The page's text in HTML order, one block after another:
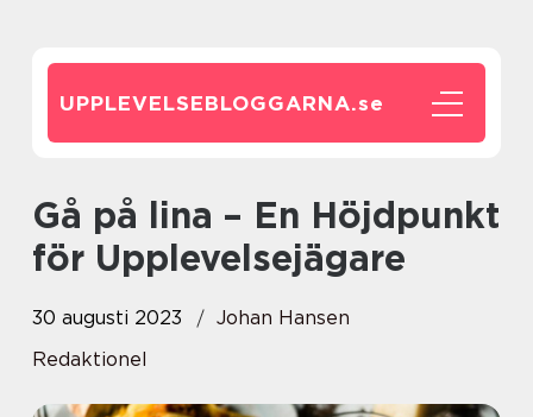
UPPLEVELSEBLOGGARNA.se
Gå på lina – En Höjdpunkt
för Upplevelsejägare
30 augusti 2023
Johan Hansen
Redaktionel